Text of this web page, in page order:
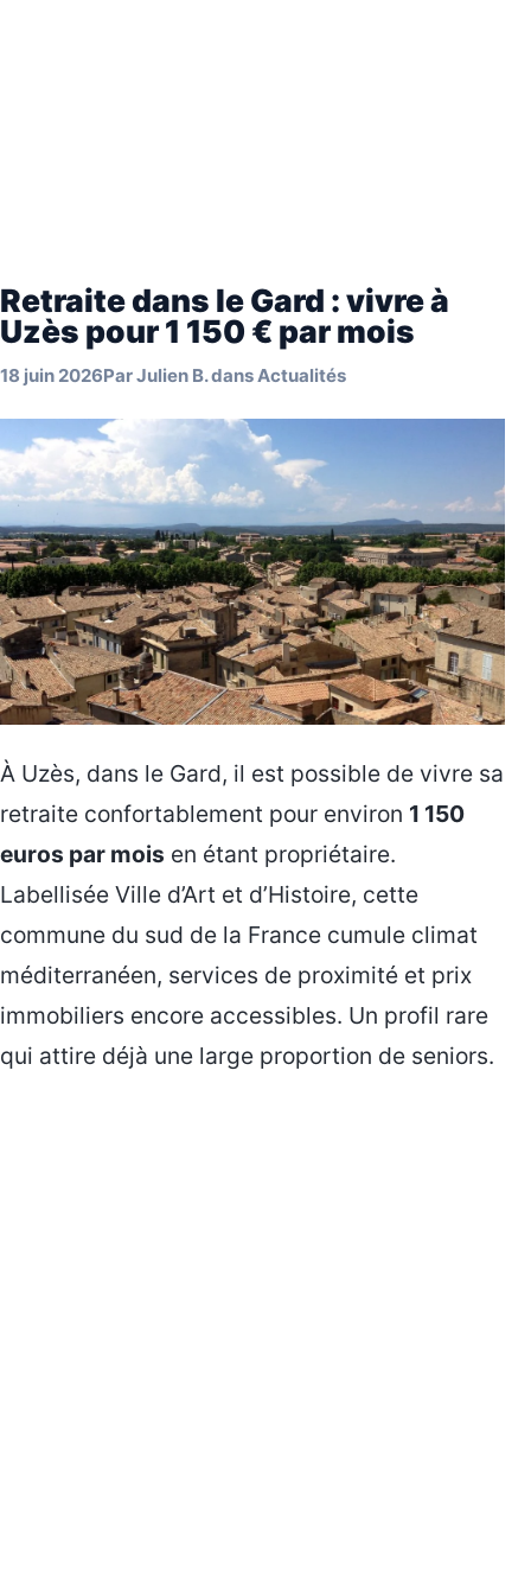
Retraite dans le Gard : vivre à
Uzès pour 1 150 € par mois
18 juin 2026ParJulien B.dansActualités
À Uzès, dans le Gard, il est possible de vivre sa
retraite confortablement pour environ 1 150
euros par mois en étant propriétaire.
Labellisée Ville d’Art et d’Histoire, cette
commune du sud de la France cumule climat
méditerranéen, services de proximité et prix
immobiliers encore accessibles. Un profil rare
qui attire déjà une large proportion de seniors.